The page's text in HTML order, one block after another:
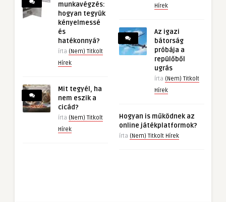
munkavégzés:
hogyan tegyük
kényelmessé
és
hatékonnyá?
írta (Nem) Titkolt
Hírek
Mit tegyél, ha
nem eszik a
cicád?
írta (Nem) Titkolt
Hírek
Hírek
Az igazi
bátorság
próbája a
repülőből
ugrás
írta (Nem) Titkolt
Hírek
Hogyan is működnek az
online játékplatformok?
írta (Nem) Titkolt Hírek